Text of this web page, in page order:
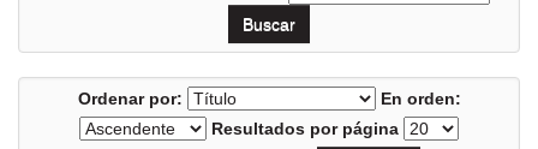
Ordenar por:
En orden:
Resultados por página